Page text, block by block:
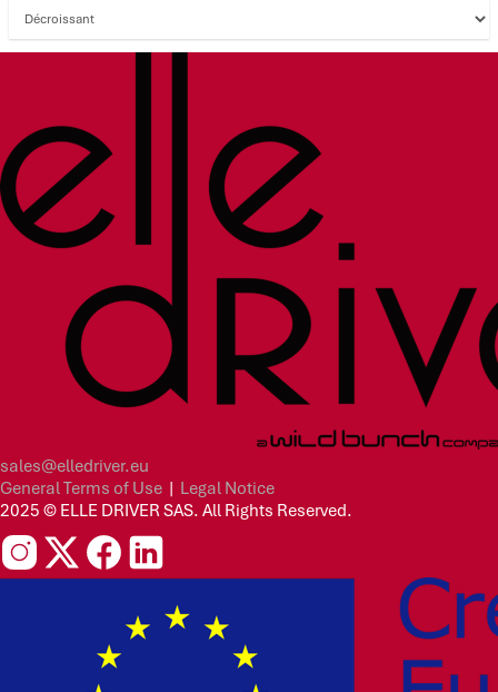
sales@elledriver.eu
General Terms of Use | Legal Notice
2025 © ELLE DRIVER SAS. All Rights Reserved.